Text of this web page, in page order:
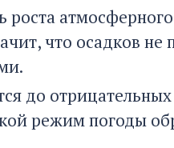
что осадков не
до
режим погоды